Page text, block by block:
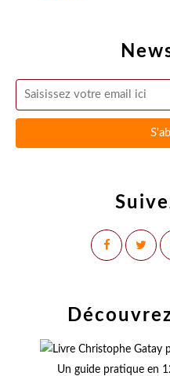
Un guide pratique en